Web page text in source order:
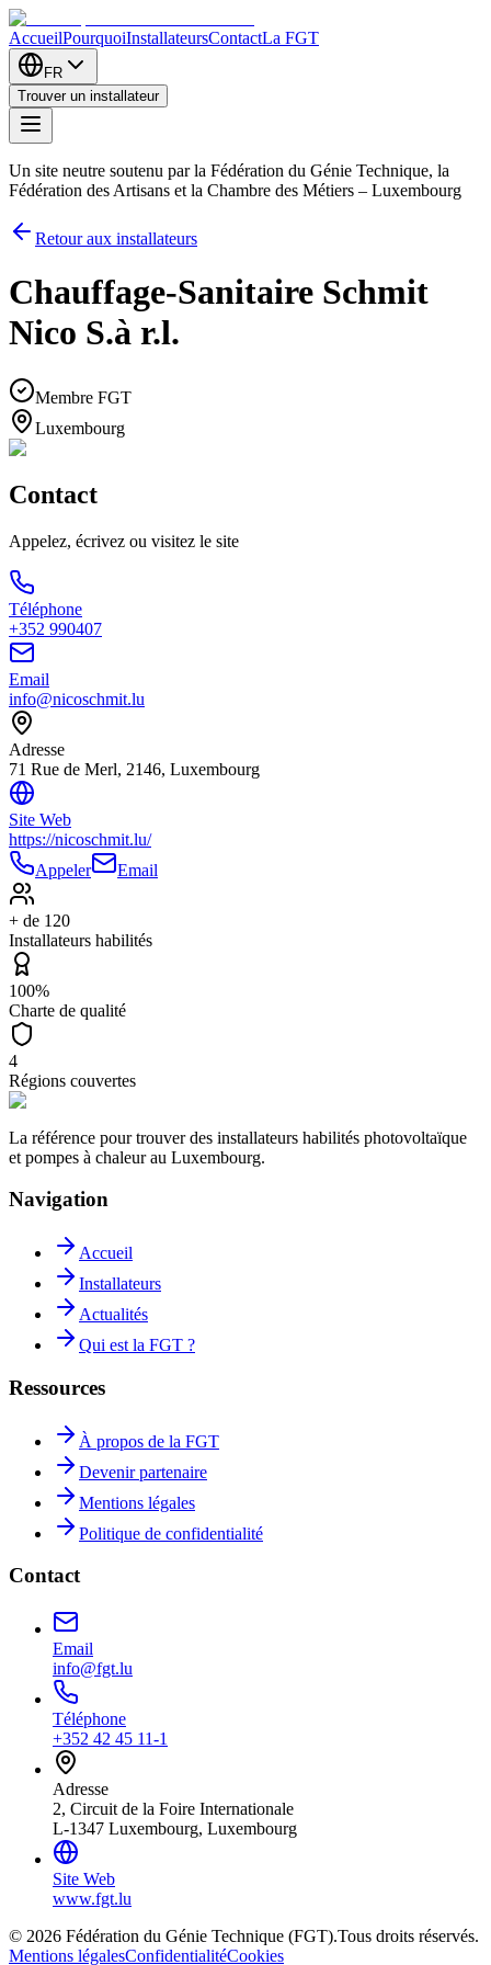
AccueilPourquoiInstallateursContactLa FGT
FR
Trouver un installateur
Un site neutre soutenu par la Fédération du Génie Technique, la
Fédération des Artisans et la Chambre des Métiers – Luxembourg
Retour aux installateurs
Chauffage-Sanitaire Schmit
Nico S.à r.l.
Membre FGT
Luxembourg
Contact
Appelez, écrivez ou visitez le site
Téléphone
+352 990407
Email
info@nicoschmit.lu
Adresse
71 Rue de Merl, 2146, Luxembourg
Site Web
https://nicoschmit.lu/
Appeler
Email
+ de 120
Installateurs habilités
100%
Charte de qualité
4
Régions couvertes
La référence pour trouver des installateurs habilités photovoltaïque
et pompes à chaleur au Luxembourg.
Navigation
Accueil
Installateurs
Actualités
Qui est la FGT ?
Ressources
À propos de la FGT
Devenir partenaire
Mentions légales
Politique de confidentialité
Contact
Email
info@fgt.lu
Téléphone
+352 42 45 11-1
Adresse
2, Circuit de la Foire Internationale
L-1347 Luxembourg, Luxembourg
Site Web
www.fgt.lu
© 2026 Fédération du Génie Technique (FGT).Tous droits réservés.
Mentions légalesConfidentialitéCookies